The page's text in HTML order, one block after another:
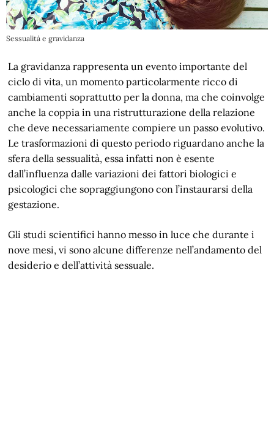
Sessualità e gravidanza
La gravidanza rappresenta un evento importante del
ciclo di vita, un momento particolarmente ricco di
cambiamenti soprattutto per la donna, ma che coinvolge
anche la coppia in una ristrutturazione della relazione
che deve necessariamente compiere un passo evolutivo.
Le trasformazioni di questo periodo riguardano anche la
sfera della sessualità, essa infatti non è esente
dall’influenza dalle variazioni dei fattori biologici e
psicologici che sopraggiungono con l’instaurarsi della
gestazione.
Gli studi scientifici hanno messo in luce che durante i
nove mesi, vi sono alcune differenze nell’andamento del
desiderio e dell’attività sessuale.